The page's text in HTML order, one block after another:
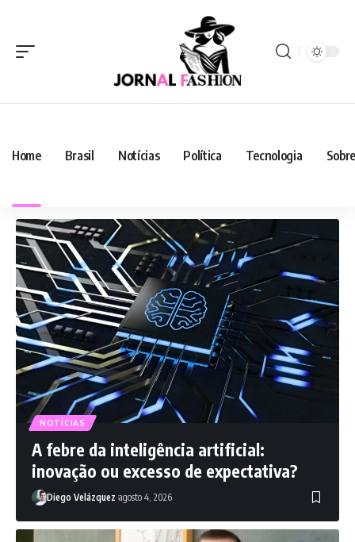
Home Brasil Notícias Política Tecnologia
NOTÍCIAS
A febre da inteligência artificial:
inovação ou excesso de expectativa?
Diego Velázquez agosto 4, 2026